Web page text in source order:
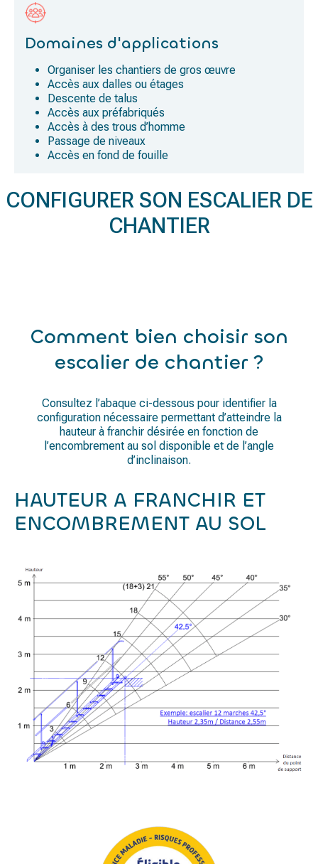
Domaines d'applications
Organiser les chantiers de gros œuvre
Accès aux dalles ou étages
Descente de talus
Accès aux préfabriqués
Accès à des trous d’homme
Passage de niveaux
Accès en fond de fouille
CONFIGURER SON ESCALIER DE
CHANTIER
Comment bien choisir son
escalier de chantier ?
Consultez l’abaque ci-dessous pour identifier la
configuration nécessaire permettant d’atteindre la
hauteur à franchir désirée en fonction de
l’encombrement au sol disponible et de l’angle
d’inclinaison.
HAUTEUR A FRANCHIR ET
ENCOMBREMENT AU SOL